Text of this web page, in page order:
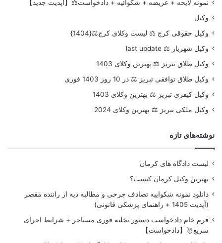
نمونه لایحه + عریضه + شکوائیه + دادخواست⚖️【آپدیت جدید】
وکیل
وکیل حقوقی کرج ⚖️ لیست وکلای کرج⚖️{1404}
وکیل شهریار ⚖️ last update
وکیل طلاق تبریز ⚖️ بهترین وکلای 1403
وکیل طلاق توافقی تبریز ⚖️ در 10 روز 1403 فوری
وکیل کیفری تبریز ⚖️ بهترین وکلای 1403
وکیل ملکی تبریز ⚖️ بهترین وکلای 2024
نوشته‌های تازه
لیست دادگاه های کرمان
بهترین وکیل کرمان کیست؟
دانلود نمونه شکواییه تصادف جرحی و مطالبه دیه از راننده مقصر
(آپدیت 1405 + راهنمای پزشکی قانونی)
فرم خام دادخواست دستور تخلیه فوری مستاجر + شرایط اجرای
سریع🥇【دادخواست】